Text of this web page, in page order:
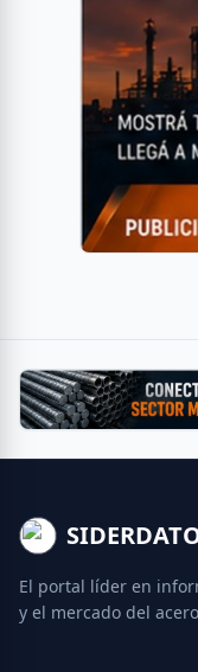
El portal líder en
y el mercado del